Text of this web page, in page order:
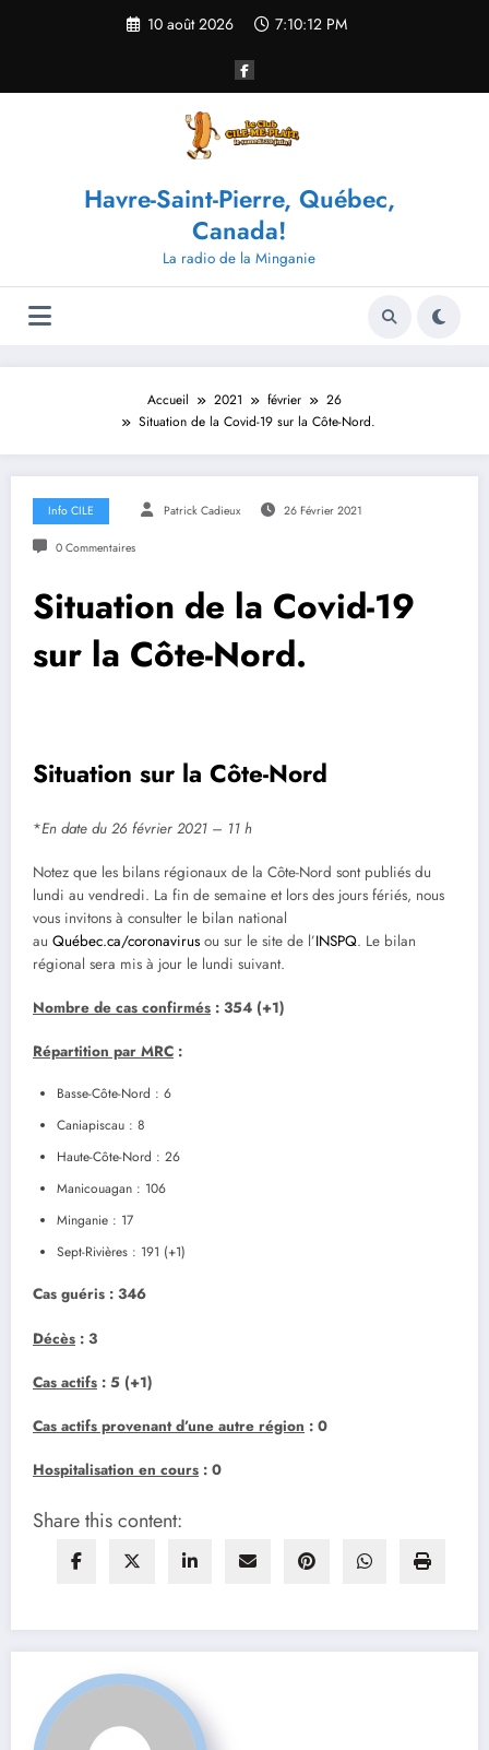
10 août 2026 7:10:12 PM
Havre-Saint-Pierre, Québec,
Canada!
La radio de la Minganie
Accueil 2021 février
26
Situation de la Covid-19 sur la Côte-Nord.
Info CILE Patrick Cadieux 26 Février 2021
0 Commentaires
Situation de la Covid-19
sur la Côte-Nord.
Situation sur la Côte-Nord
*En date du 26 février 2021 – 11 h
Notez que les bilans régionaux de la Côte-Nord sont publiés du
lundi au vendredi. La fin de semaine et lors des jours fériés, nous
vous invitons à consulter le bilan national
au Québec.ca/coronavirus ou sur le site de l’INSPQ. Le bilan
régional sera mis à jour le lundi suivant.
Nombre de cas confirmés : 354 (+1)
Répartition par MRC :
Basse-Côte-Nord : 6
Caniapiscau : 8
Haute-Côte-Nord : 26
Manicouagan : 106
Minganie : 17
Sept-Rivières : 191 (+1)
Cas guéris : 346
Décès : 3
Cas actifs : 5 (+1)
Cas actifs provenant d’une autre région : 0
Hospitalisation en cours : 0
Share this content: